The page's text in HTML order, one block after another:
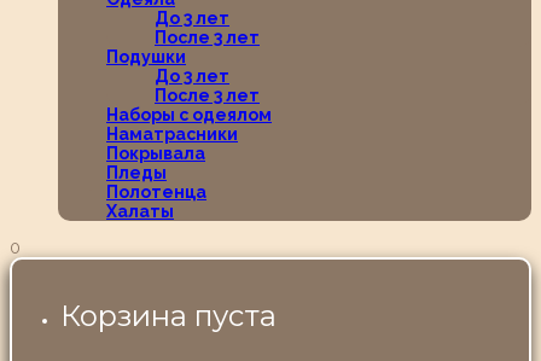
До 3 лет
После 3 лет
Подушки
До 3 лет
После 3 лет
Наборы с одеялом
Наматрасники
Покрывала
Пледы
Полотенца
Халаты
0
Корзина пуста